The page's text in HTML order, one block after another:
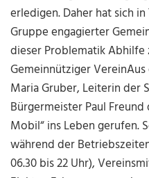
erledigen. Daher hat sich
Gruppe engagierter
dieser Problematik Abhilfe
Gemeinnütziger
Maria Gruber, Leiterin der
Bürgermeister Paul
Mobil“ ins Leben gerufen.
während der
06.30 bis 22 Uhr),